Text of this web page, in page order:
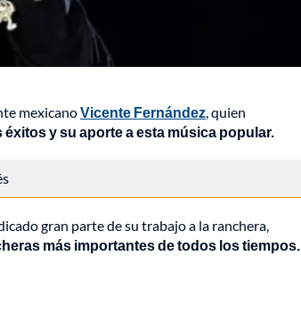
mexicanoVicente Fernández, quien
y su aporte a esta música popular.
gran parte de su trabajo a la ranchera,
más importantes de todos los tiempos.